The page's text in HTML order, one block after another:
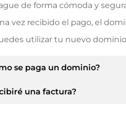
de forma cómoda y
vez recibido el pago, el
utilizar tu nuevo
se paga un dominio?
llegar a un acuerdo, el
una factura?